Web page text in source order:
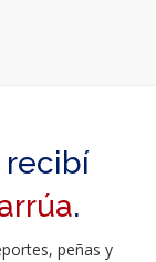
recibí
.
peñas y